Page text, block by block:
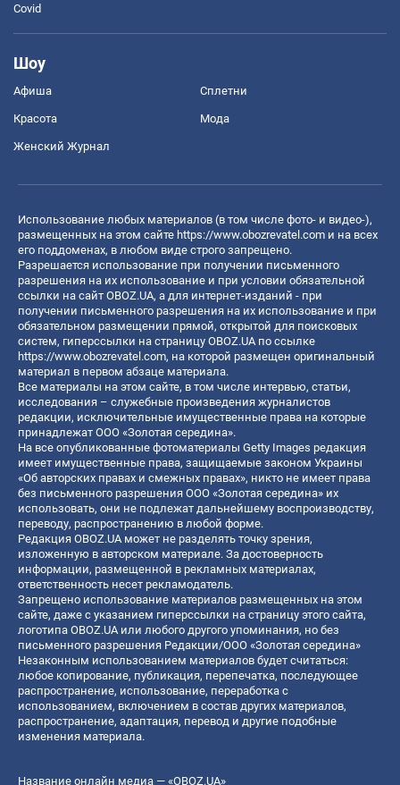
Covid
Шоу
Афиша Сплетни
Красота Мода
Женский Журнал
Использование любых материалов (в том числе фото- и видео-),
размещенных на этом сайте https://www.obozrevatel.com и на всех
его поддоменах, в любом виде строго запрещено.
Разрешается использование при получении письменного
разрешения на их использование и при условии обязательной
ссылки на сайт OBOZ.UA, а для интернет-изданий - при
получении письменного разрешения на их использование и при
обязательном размещении прямой, открытой для поисковых
систем, гиперссылки на страницу OBOZ.UA по ссылке
https://www.obozrevatel.com, на которой размещен оригинальный
материал в первом абзаце материала.
Все материалы на этом сайте, в том числе интервью, статьи,
исследования – служебные произведения журналистов
редакции, исключительные имущественные права на которые
принадлежат ООО «Золотая середина».
На все опубликованные фотоматериалы Getty Images редакция
имеет имущественные права, защищаемые законом Украины
«Об авторских правах и смежных правах», никто не имеет права
без письменного разрешения ООО «Золотая середина» их
использовать, они не подлежат дальнейшему воспроизводству,
переводу, распространению в любой форме.
Редакция OBOZ.UA может не разделять точку зрения,
изложенную в авторском материале. За достоверность
информации, размещенной в рекламных материалах,
ответственность несет рекламодатель.
Запрещено использование материалов размещенных на этом
сайте, даже с указанием гиперссылки на страницу этого сайта,
логотипа OBOZ.UA или любого другого упоминания, но без
письменного разрешения Редакции/ООО «Золотая середина»
Незаконным использованием материалов будет считаться:
любое копирование, публикация, перепечатка, последующее
распространение, использование, переработка с
использованием, включением в состав других материалов,
распространение, адаптация, перевод и другие подобные
изменения материала.
Название онлайн медиа — «OBOZ.UA»